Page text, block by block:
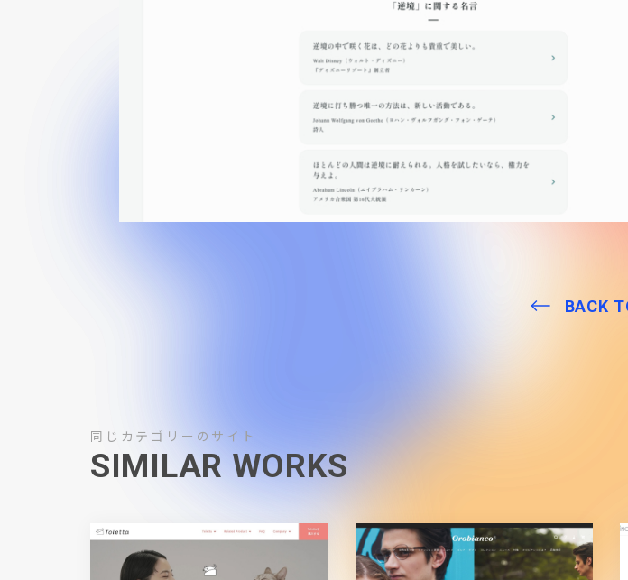
BACK
同じカテゴリーのサイト
SIMILAR WORKS